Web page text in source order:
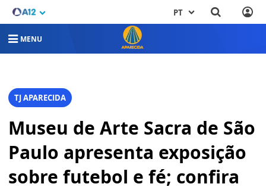
PT
MENU
TJ APARECIDA
Museu de Arte Sacra de São
Paulo apresenta exposição
sobre futebol e fé; confira